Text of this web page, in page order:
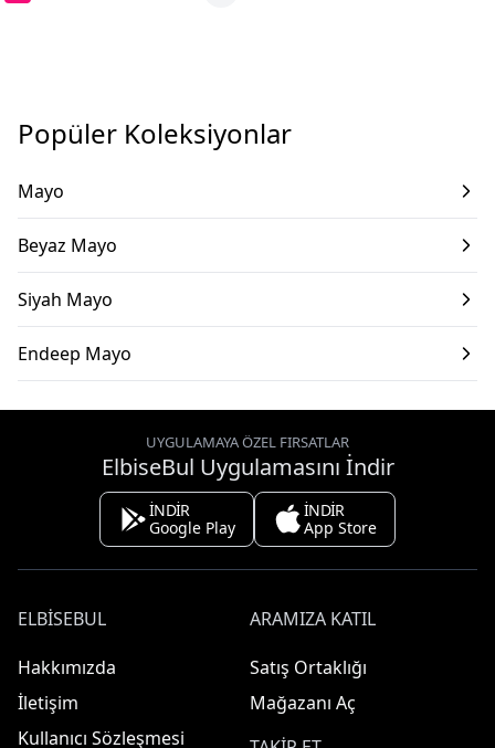
Popüler Koleksiyonlar
Mayo
Beyaz Mayo
Siyah Mayo
Endeep Mayo
UYGULAMAYA ÖZEL FIRSATLAR
ElbiseBul Uygulamasını İndir
İNDİR
Google Play
İNDİR
App Store
ELBISEBUL
Hakkımızda
İletişim
Kullanıcı Sözleşmesi
ARAMIZA KATIL
Satış Ortaklığı
Mağazanı Aç